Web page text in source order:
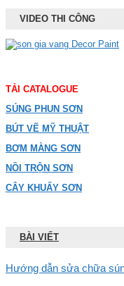
VIDEO THI CÔNG
TẢI CATALOGUE
SÚNG PHUN SƠN
BÚT VẼ MỸ THUẬT
BƠM MÀNG SƠN
NỒI TRỘN SƠN
CÂY KHUẤY SƠN
BÀI VIẾT
Hướng dẫn sửa chữa